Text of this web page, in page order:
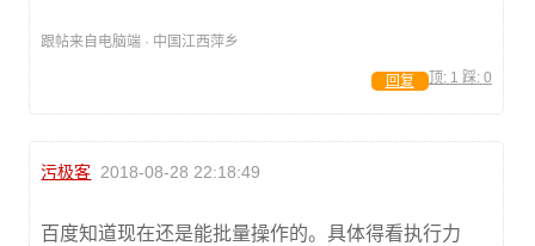
跟帖来自电脑端 · 中国江西萍乡
顶: 1 踩: 0
回复
污极客 2018-08-28 22:18:49
百度知道现在还是能批量操作的。具体得看执行力